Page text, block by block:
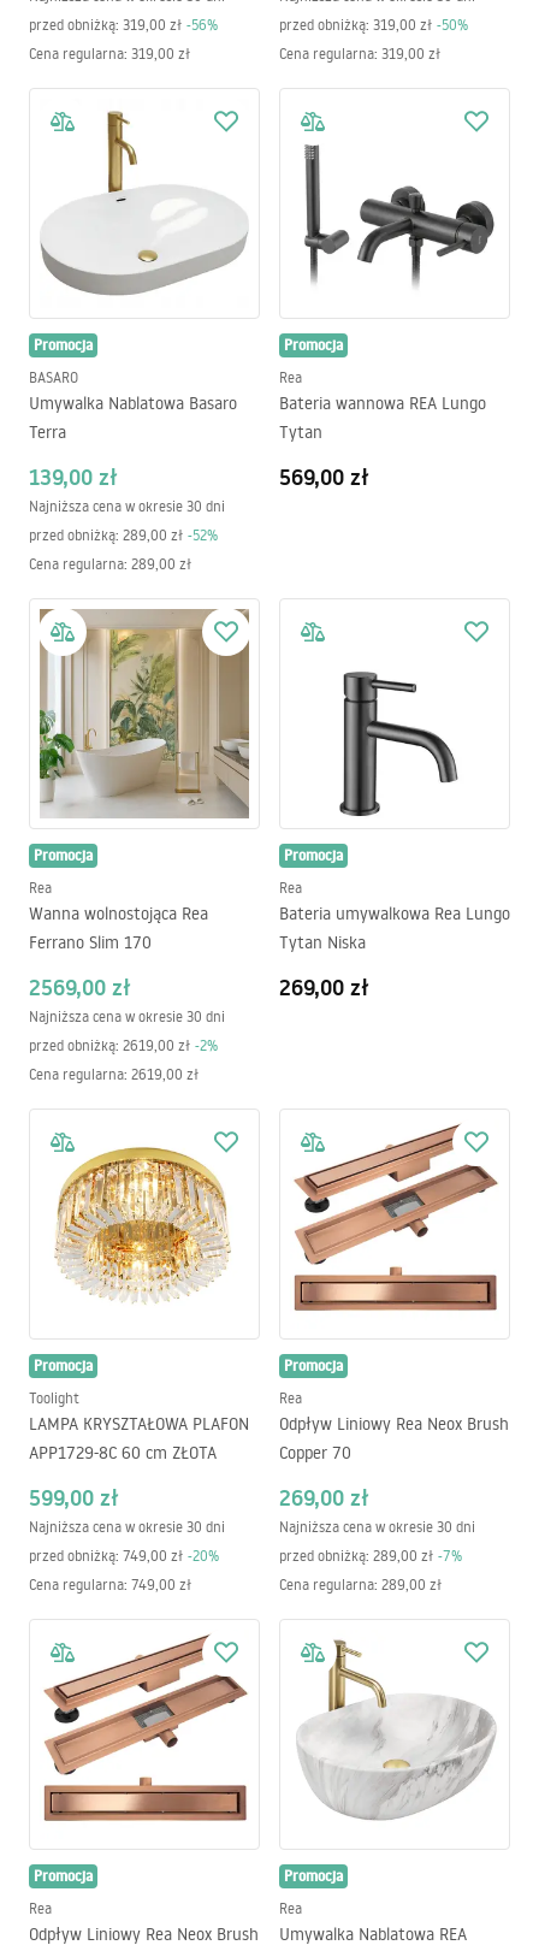
przed obniżką: 319,00 zł -56%
Cena regularna: 319,00 zł
przed obniżką: 319,00 zł -50%
Cena regularna: 319,00 zł
Promocja
BASARO
Umywalka Nablatowa Basaro
Terra
139,00 zł
Najniższa cena w okresie 30 dni
przed obniżką: 289,00 zł -52%
Cena regularna: 289,00 zł
Promocja
Rea
Bateria wannowa REA Lungo
Tytan
569,00 zł
Promocja
Rea
Wanna wolnostojąca Rea
Ferrano Slim 170
2569,00 zł
Najniższa cena w okresie 30 dni
przed obniżką: 2619,00 zł -2%
Cena regularna: 2619,00 zł
Promocja
Rea
Bateria umywalkowa Rea Lungo
Tytan Niska
269,00 zł
Promocja
Toolight
LAMPA KRYSZTAŁOWA PLAFON
APP1729-8C 60 cm ZŁOTA
599,00 zł
Najniższa cena w okresie 30 dni
przed obniżką: 749,00 zł -20%
Cena regularna: 749,00 zł
Promocja
Rea
Odpływ Liniowy Rea Neox Brush
Copper 70
269,00 zł
Najniższa cena w okresie 30 dni
przed obniżką: 289,00 zł -7%
Cena regularna: 289,00 zł
Promocja
Rea
Odpływ Liniowy Rea Neox Brush
Promocja
Rea
Umywalka Nablatowa REA